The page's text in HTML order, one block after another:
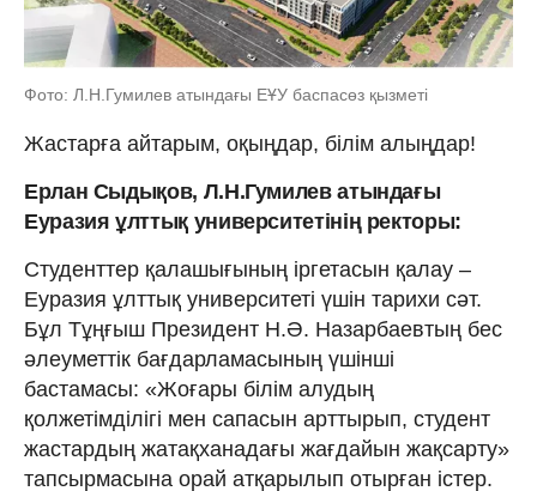
Фото: Л.Н.Гумилев атындағы ЕҰУ баспасөз қызметі
Жастарға айтарым, оқыңдар, білім алыңдар!
Ерлан Сыдықов, Л.Н.Гумилев атындағы
Еуразия ұлттық университетінің ректоры:
Студенттер қалашығының іргетасын қалау –
Еуразия ұлттық университеті үшін тарихи сәт.
Бұл Тұңғыш Президент Н.Ә. Назарбаевтың бес
әлеуметтік бағдарламасының үшінші
бастамасы: «Жоғары білім алудың
қолжетімділігі мен сапасын арттырып, студент
жастардың жатақханадағы жағдайын жақсарту»
тапсырмасына орай атқарылып отырған істер.